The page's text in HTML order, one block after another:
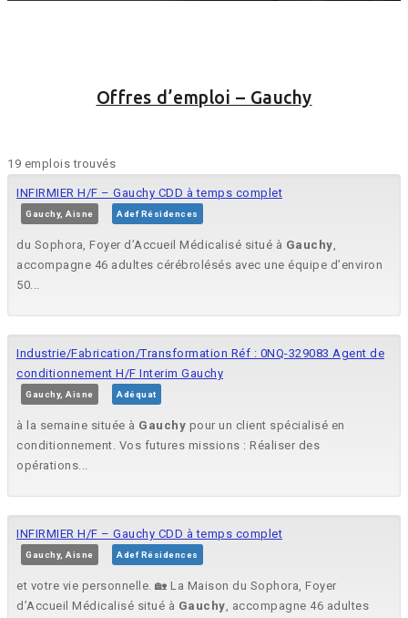
Offres d’emploi – Gauchy
19 emplois trouvés
INFIRMIER H/F – Gauchy CDD à temps complet
Gauchy, Aisne Adef Résidences
du Sophora, Foyer d’Accueil Médicalisé situé à Gauchy,
accompagne 46 adultes cérébrolésés avec une équipe d’environ
50...
Industrie/Fabrication/Transformation Réf : 0NQ-329083 Agent de
conditionnement H/F Interim Gauchy
Gauchy, Aisne Adéquat
à la semaine située à Gauchy pour un client spécialisé en
conditionnement. Vos futures missions : Réaliser des
opérations...
INFIRMIER H/F – Gauchy CDD à temps complet
Gauchy, Aisne Adef Résidences
et votre vie personnelle. 🏡 La Maison du Sophora, Foyer
d’Accueil Médicalisé situé à Gauchy, accompagne 46 adultes